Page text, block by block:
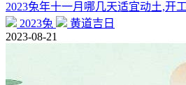
2023兔年十一月哪几天适宜动土,开
2023兔
黄道吉日
2023-08-21